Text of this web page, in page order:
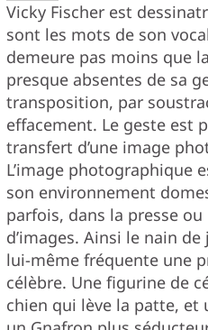
Vicky Fischer est
sont les mots de son
demeure pas moins que
presque absentes de sa
transposition, par
effacement. Le geste est
transfert d’une image
L’image photographique
son environnement
parfois, dans la presse
d’images. Ainsi le nain
lui-même fréquente une
célèbre. Une figurine de
chien qui lève la patte, et